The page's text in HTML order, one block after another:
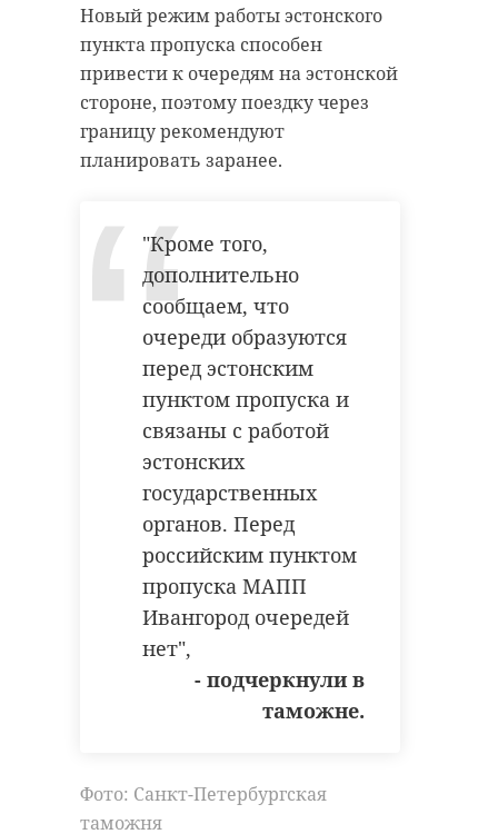
Новый режим работы эстонского
пункта пропуска способен
привести к очередям на эстонской
стороне, поэтому поездку через
границу рекомендуют
планировать заранее.
"Кроме того,
дополнительно
сообщаем, что
очереди образуются
перед эстонским
пунктом пропуска и
связаны с работой
эстонских
государственных
органов. Перед
российским пунктом
пропуска МАПП
Ивангород очередей
нет",
- подчеркнули в
таможне.
Фото: Санкт-Петербургская
таможня
// Мы есть вMAX. Не теряйте. //
Фото: https://t.me/acclenobl/4063
хотнежа
заблудшие в лесах